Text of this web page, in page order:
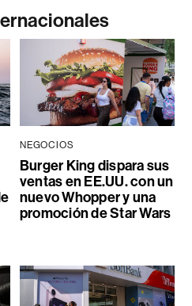
NEGOCIOS
Burger King dispara sus
ventas en EE.UU. con un
nuevo Whopper y una
promoción de Star Wars